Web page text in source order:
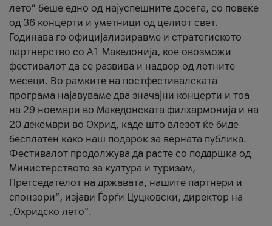
лето” беше едно од најуспешните досега, со повеќе
од 36 концерти и уметници од целиот свет.
Годинава го официјализиравме и стратегиското
партнерство со А1 Македонија, кое овозможи
фестивалот да се развива и надвор од летните
месеци. Во рамките на постфестивалската
програма најавуваме два значајни концерти и тоа
на 29 ноември во Македонската филхармонија и на
20 декември во Охрид, каде што влезот ќе биде
бесплатен како наш подарок за верната публика.
Фестивалот продолжува да расте со поддршка од
Министерството за култура и туризам,
Претседателот на државата, нашите партнери и
спонзори“, изјави Ѓорѓи Цуцковски, директор на
„Охридско лето“.